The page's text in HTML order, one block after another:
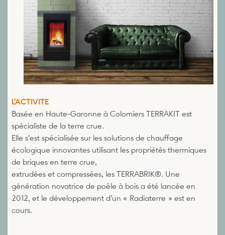
L’ACTIVITE
Basée en Haute-Garonne à Colomiers TERRAKIT est
spécialiste de la terre crue.
Elle s’est spécialisée sur les solutions de chauffage
écologique innovantes utilisant les propriétés thermiques
de briques en terre crue,
extrudées et compressées, les TERRABRIK®. Une
génération novatrice de poêle à bois a été lancée en
2012, et le développement d’un « Radiaterre » est en
cours.